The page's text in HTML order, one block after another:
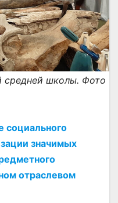
средней школы. Фото
социального
значимых
отраслевом